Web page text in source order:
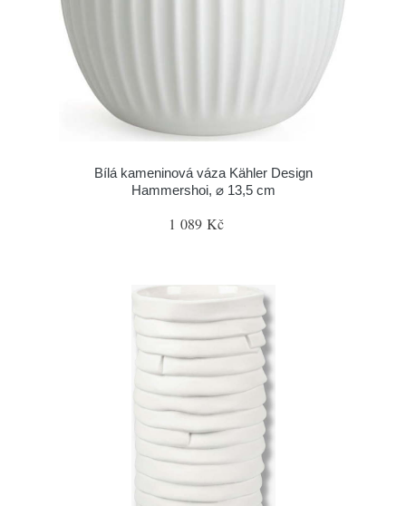
Bílá kameninová váza Kähler Design
Hammershoi, ⌀ 13,5 cm
1 089 Kč